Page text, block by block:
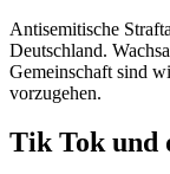
Antisemitische
Deutschland.
Gemeinschaft sind
vorzugehen.
Tik Tok und